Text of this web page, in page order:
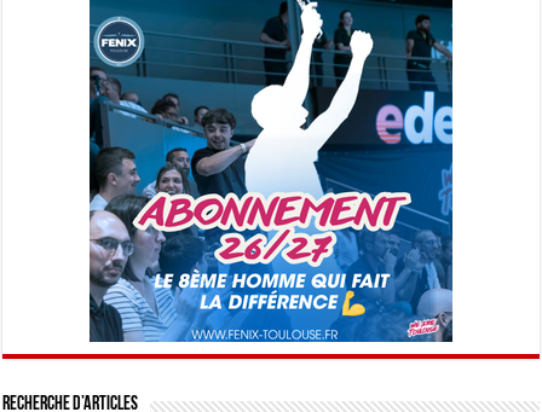
Recherche d’articles